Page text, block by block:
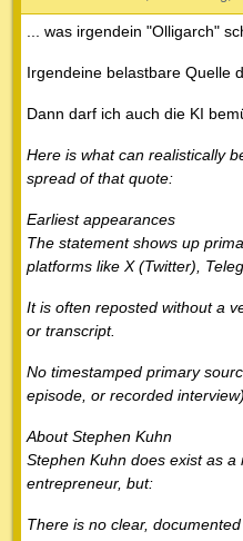
... was irgendein "Olligarch"
Irgendeine belastbare Quelle
Dann darf ich auch die KI
Here is what can realistically
spread of that quote:
Earliest appearances
The statement shows up
platforms like X (Twitter),
It is often reposted without a
or transcript.
No timestamped primary
episode, or recorded
About Stephen Kuhn
Stephen Kuhn does exist as
entrepreneur, but:
There is no clear,